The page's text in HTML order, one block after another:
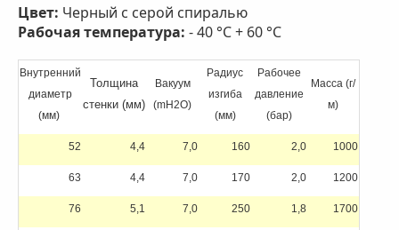
Цвет: Черный с серой спиралью
Рабочая температура: - 40 °C + 60 °C
Внутренний
диаметр
(мм)
Толщина
стенки (мм)
Вакуум
(mH2O)
Радиус
изгиба
(мм)
Рабочее
давление
(бар)
Масса (г/
м)
52 4,4 7,0 160 2,0 1000
63 4,4 7,0 170 2,0 1200
76 5,1 7,0 250 1,8 1700